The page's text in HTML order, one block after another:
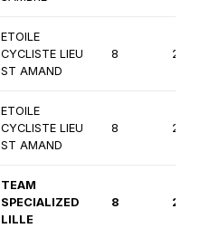
ETOILE
CYCLISTE LIEU
ST AMAND
8
ETOILE
CYCLISTE LIEU
ST AMAND
8
TEAM
SPECIALIZED
LILLE
8